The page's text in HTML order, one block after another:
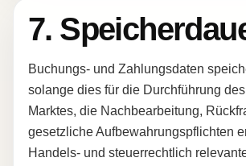
7.
Buchungs- und Zahlungsdaten
solange dies für die Durchführung
Marktes, die Nachbearbeitung,
gesetzliche Aufbewahrungspflichten
Handels- und steuerrechtlich